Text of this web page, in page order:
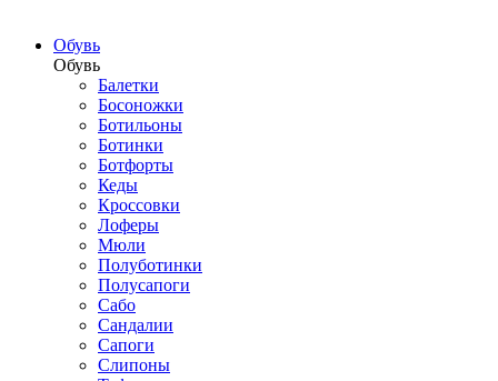
Обувь
Обувь
Балетки
Босоножки
Ботильоны
Ботинки
Ботфорты
Кеды
Кроссовки
Лоферы
Мюли
Полуботинки
Полусапоги
Сабо
Сандалии
Сапоги
Слипоны